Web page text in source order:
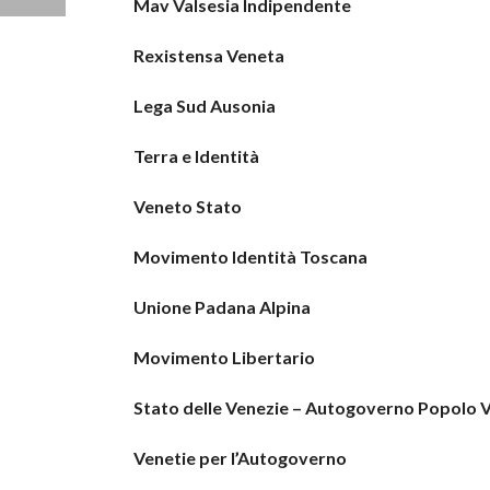
Mav Valsesia Indipendente
Rexistensa Veneta
Lega Sud Ausonia
Terra e Identità
Veneto Stato
Movimento Identità Toscana
Unione Padana Alpina
Movimento Libertario
Stato delle Venezie – Autogoverno Popolo
Venetie per l’Autogoverno